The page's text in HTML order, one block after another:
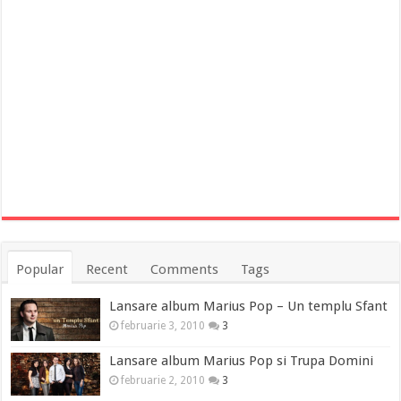
Popular Recent Comments Tags
Lansare album Marius Pop – Un templu Sfant
februarie 3, 2010 3
Lansare album Marius Pop si Trupa Domini
februarie 2, 2010 3